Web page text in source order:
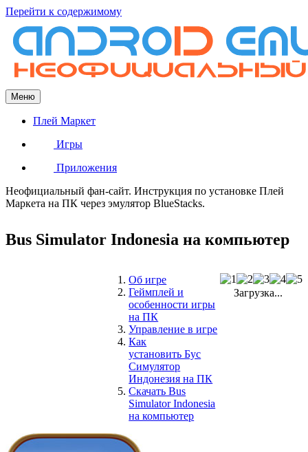
Перейти к содержимому
Меню
Плей Маркет
Игры
Приложения
Неофициальный фан-сайт. Инструкция по установке Плей
Маркета на ПК через эмулятор BlueStacks.
Bus Simulator Indonesia на компьютер
Загрузка...
Об игре
Геймплей и
особенности игры
на ПК
Управление в игре
Как
установить Бус
Симулятор
Индонезия на ПК
Скачать Bus
Simulator Indonesia
на компьютер